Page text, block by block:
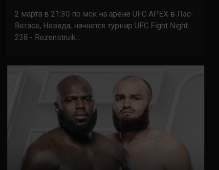
2 марта в 21:30 по мск на арене UFC APEX в Лас-
Вегасе, Невада, начнется турнир UFC Fight Night
238 - Rozenstruik...